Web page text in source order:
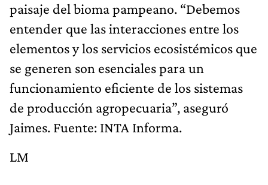
paisaje del bioma pampeano. “Debemos
entender que las interacciones entre los
elementos y los servicios ecosistémicos que
se generen son esenciales para un
funcionamiento eficiente de los sistemas
de producción agropecuaria”, aseguró
Jaimes. Fuente: INTA Informa.
LM